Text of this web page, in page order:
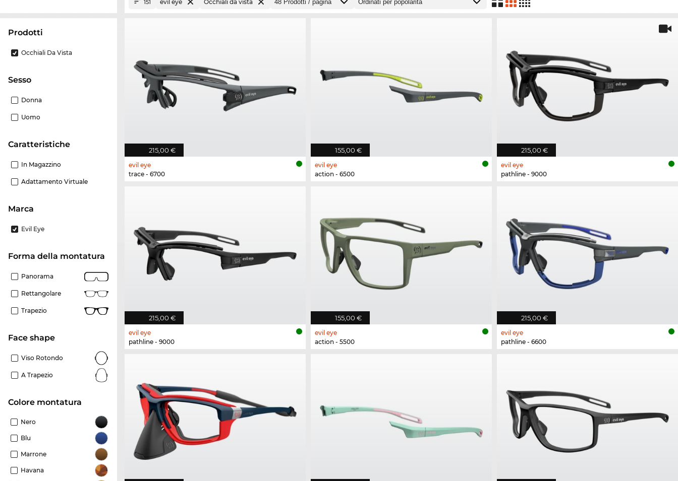
Prodotti
Occhiali Da Vista
Sesso
Donna
Uomo
Caratteristiche
In Magazzino
Adattamento Virtuale
Marca
Evil Eye
forma della montatura
Panorama
Rettangolare
Trapezio
Face shape
Viso Rotondo
A Trapezio
Colore montatura
Nero
Blu
Marrone
Havana
151 evil eye Occhiali da vista
215,00 €
evil eye
trace - 6700
155,00 €
evil eye
action - 6500
215,00 €
evil eye
pathline - 9000
215,00 €
evil eye
pathline - 9000
155,00 €
evil eye
action - 5500
215,00 €
evil eye
pathline - 6600